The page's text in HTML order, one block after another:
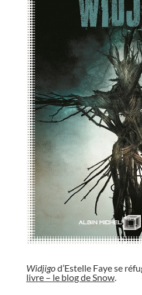
Widjigod’Estelle Faye se
livre – le blog de Snow.